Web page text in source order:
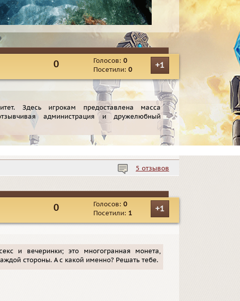
+1
Голосов: 0
Посетили: 0
0
Здесь игрокам предоставлена масса
администрация и дружелюбный
5 отзывов
+1
Голосов: 0
Посетили: 1
0
и вечеринки; это многогранная монета,
стороны. А с какой именно? Решать тебе.